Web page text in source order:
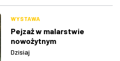
WYSTAWA
Pejzaż w malarstwie
nowożytnym
Dzisiaj